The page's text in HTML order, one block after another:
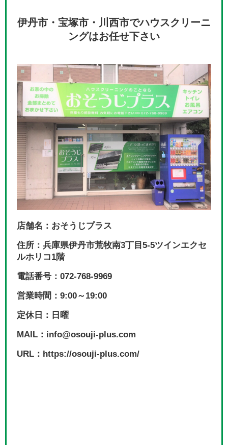
伊丹市・宝塚市・川西市でハウスクリーニ
ングはお任せ下さい
店舗名：おそうじプラス
住所：兵庫県伊丹市荒牧南3丁目5-5ツインエクセ
ルホリコ1階
電話番号：072-768-9969
営業時間：9:00～19:00
定休日：日曜
MAIL：info@osouji-plus.com
URL：https://osouji-plus.com/